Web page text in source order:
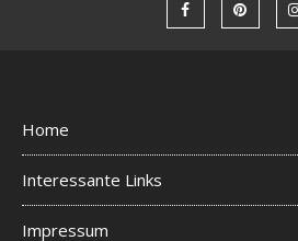
Home
Interessante Links
Impressum